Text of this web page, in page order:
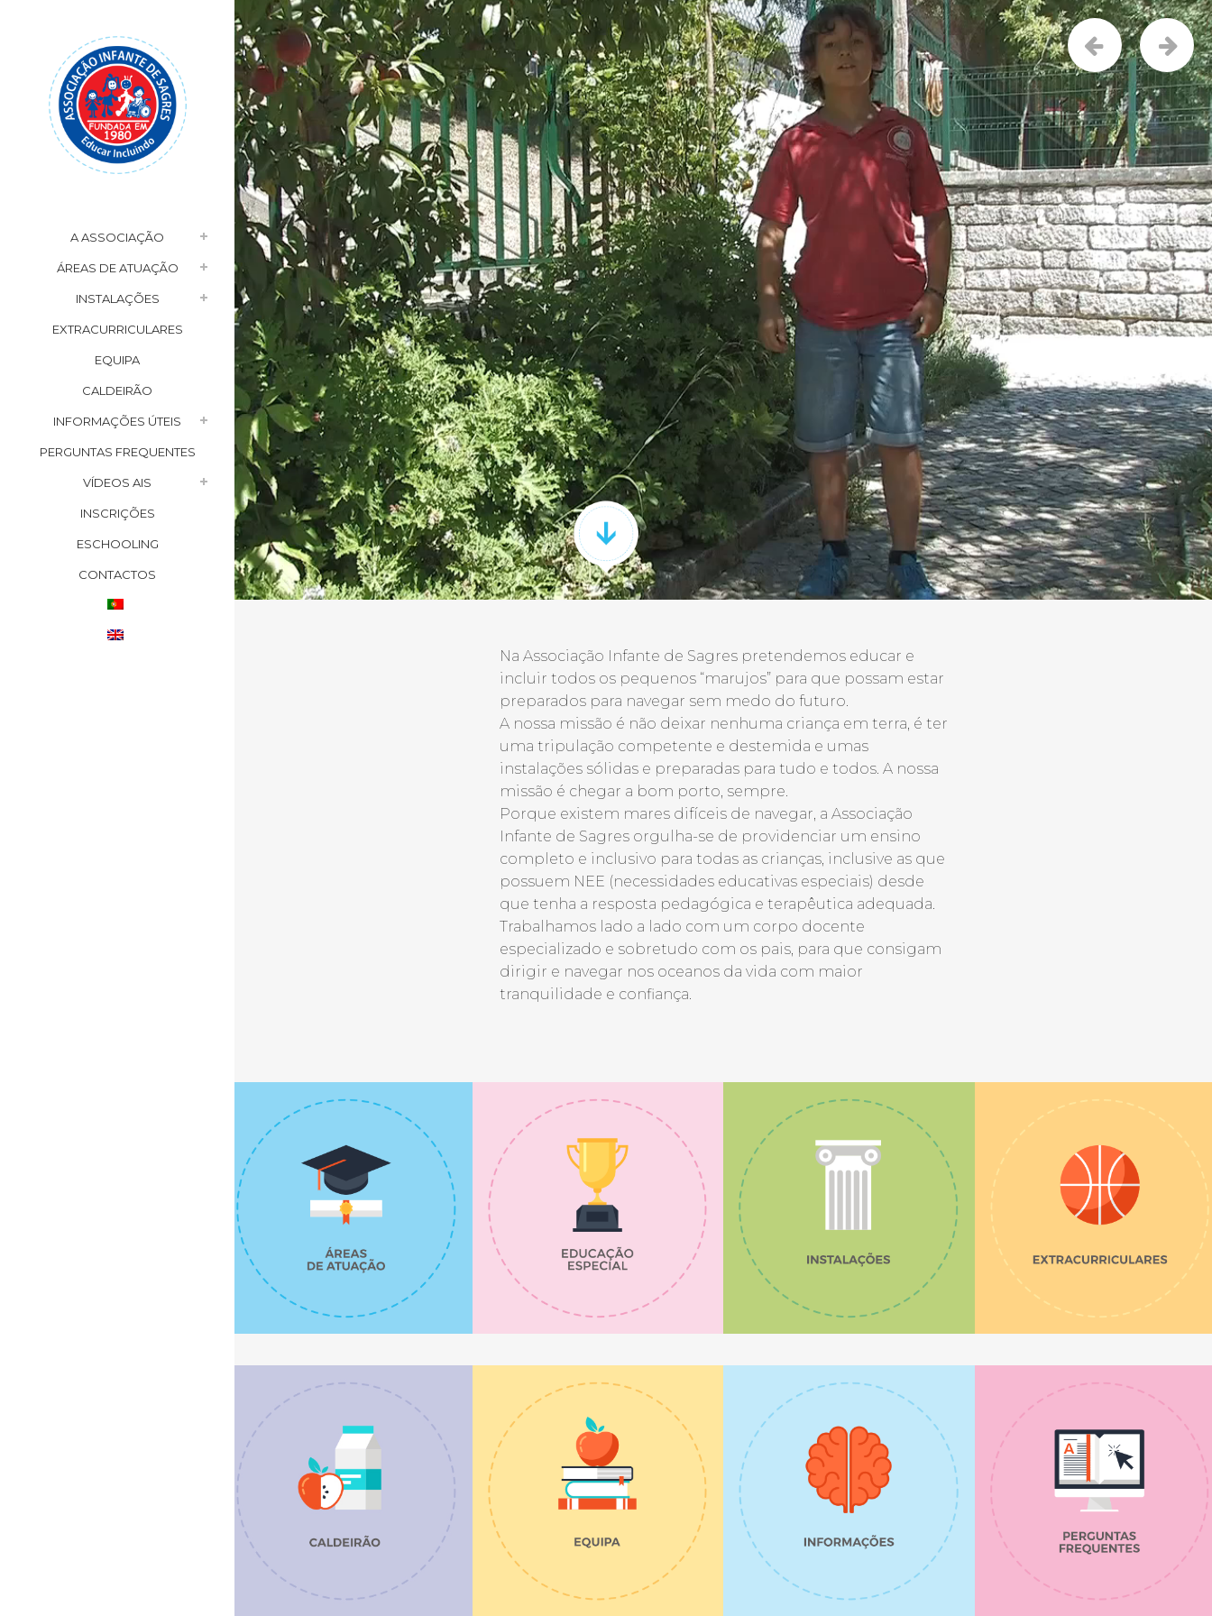
A ASSOCIAÇÃO
ÁREAS DE ATUAÇÃO
INSTALAÇÕES
EXTRACURRICULARES
EQUIPA
CALDEIRÃO
INFORMAÇÕES ÚTEIS
PERGUNTAS FREQUENTES
VÍDEOS AIS
INSCRIÇÕES
ESCHOOLING
CONTACTOS
Na Associação Infante de Sagres pretendemos educar e
incluir todos os pequenos “marujos” para que possam estar
preparados para navegar sem medo do futuro.
A nossa missão é não deixar nenhuma criança em terra, é ter
uma tripulação competente e destemida e umas
instalações sólidas e preparadas para tudo e todos. A nossa
missão é chegar a bom porto, sempre.
Porque existem mares difíceis de navegar, a Associação
Infante de Sagres orgulha-se de providenciar um ensino
completo e inclusivo para todas as crianças, inclusive as que
possuem NEE (necessidades educativas especiais) desde
que tenha a resposta pedagógica e terapêutica adequada.
Trabalhamos lado a lado com um corpo docente
especializado e sobretudo com os pais, para que consigam
dirigir e navegar nos oceanos da vida com maior
tranquilidade e confiança.